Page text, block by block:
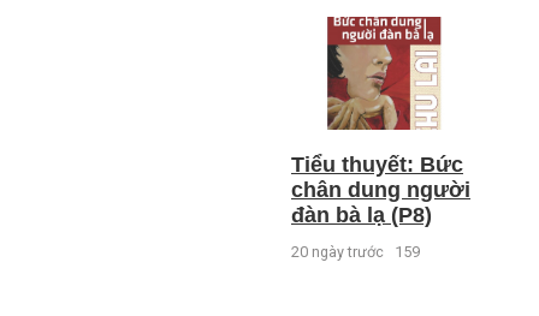
Tiểu thuyết: Bức
chân dung người
đàn bà lạ (P8)
20 ngày trước 159